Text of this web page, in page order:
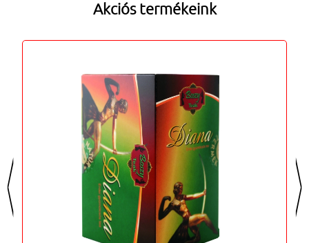
Akciós termékeink
< >